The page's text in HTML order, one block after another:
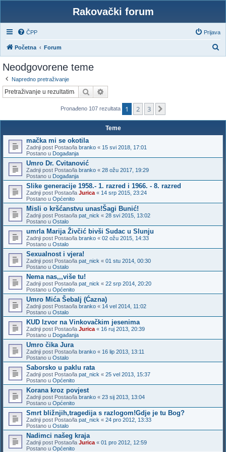
Rakovački forum
ČPP Prijava
Početna Forum
ž
Neodgovorene teme
Napredno pretraživanje
Pretražnik
Pronađeno 107 rezultata 1 2 3
Teme
mačka mi se okotila
Zadnji post Postao/la branko « 15 svi 2018, 17:01
Postano u Događanja
Umro Dr. Cvitanović
Zadnji post Postao/la branko « 28 ožu 2017, 19:29
Postano u Događanja
Slike generacije 1958.- 1. razred i 1966. - 8. razred
Zadnji post Postao/la Jurica « 14 srp 2015, 23:24
Postano u Općenito
Misli o kršćanstvu unas!Šagi Bunić!
Zadnji post Postao/la pat_nick « 28 svi 2015, 13:02
Postano u Ostalo
umrla Marija Živčić bivši Sudac u Slunju
Zadnji post Postao/la branko « 02 ožu 2015, 14:33
Postano u Ostalo
Sexualnost i vjera!
Zadnji post Postao/la pat_nick « 01 stu 2014, 00:30
Postano u Ostalo
Nema nas,,,više tu!
Zadnji post Postao/la pat_nick « 22 srp 2014, 20:20
Postano u Općenito
Umro Mića Šebalj (Ćazna)
Zadnji post Postao/la branko « 14 vel 2014, 11:02
Postano u Ostalo
KUD Izvor na Vinkovačkim jesenima
Zadnji post Postao/la Jurica « 16 ruj 2013, 20:39
Postano u Događanja
Umro čika Jura
Zadnji post Postao/la branko « 16 lip 2013, 13:11
Postano u Ostalo
Saborsko u paklu rata
Zadnji post Postao/la pat_nick « 25 vel 2013, 15:37
Postano u Općenito
Korana kroz povjest
Zadnji post Postao/la branko « 23 sij 2013, 13:04
Postano u Općenito
Smrt bližnjih,tragedija s razlogom!Gdje je tu Bog?
Zadnji post Postao/la pat_nick « 24 pro 2012, 13:33
Postano u Ostalo
Nadimci našeg kraja
Zadnji post Postao/la Jurica « 01 pro 2012, 12:59
Postano u Općenito